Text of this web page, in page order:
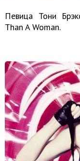
Певица Тони
Than A Woman.